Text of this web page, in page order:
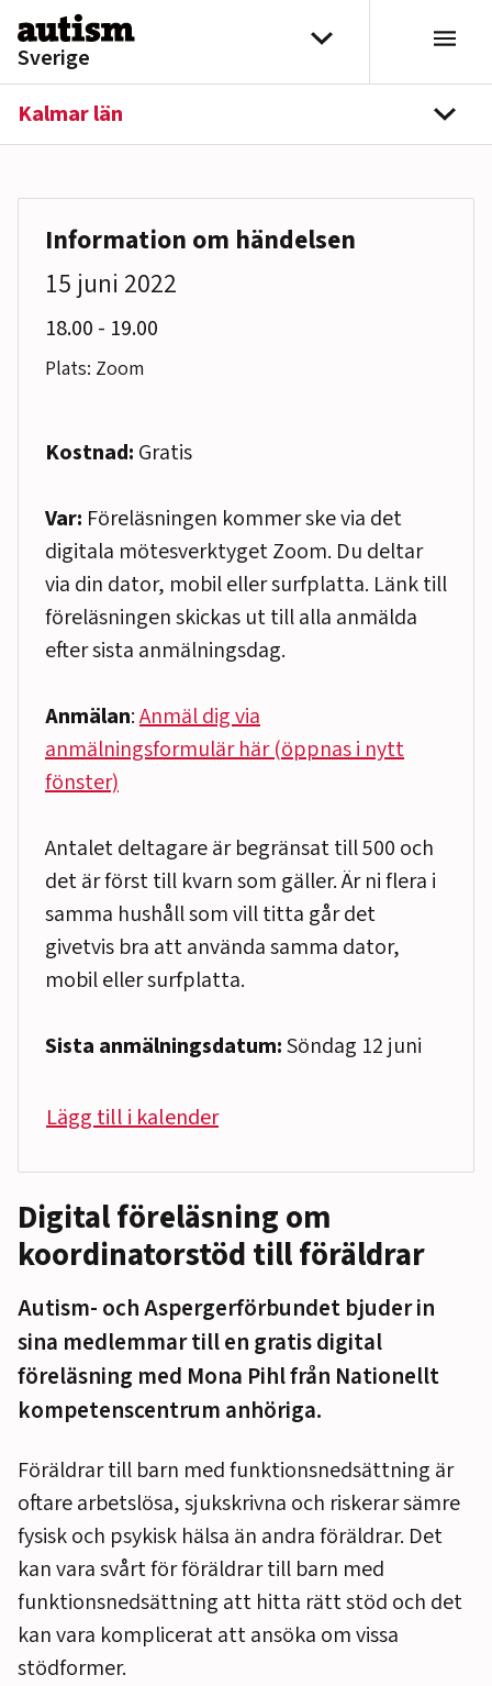
Hoppa till innehåll
Sverige
Välj distrikt
Kalmar län
Digital föreläsning om
koordinatorstöd till föräldrar
Autism- och Aspergerförbundet bjuder in
sina medlemmar till en gratis digital
föreläsning med Mona Pihl från Nationellt
kompetenscentrum anhöriga.
Föräldrar till barn med funktionsnedsättning är
oftare arbetslösa, sjukskrivna och riskerar sämre
fysisk och psykisk hälsa än andra föräldrar. Det
kan vara svårt för föräldrar till barn med
funktionsnedsättning att hitta rätt stöd och det
kan vara komplicerat att ansöka om vissa
stödformer.
Information om händelsen
15 juni 2022
18.00 till
- 19.00
Plats: Zoom
Kostnad: Gratis
Var: Föreläsningen kommer ske via det
digitala mötesverktyget Zoom. Du deltar
via din dator, mobil eller surfplatta. Länk till
föreläsningen skickas ut till alla anmälda
efter sista anmälningsdag.
Anmälan:Anmäl dig via
anmälningsformulär här (öppnas i nytt
fönster)
Antalet deltagare är begränsat till 500 och
det är först till kvarn som gäller. Är ni flera i
samma hushåll som vill titta går det
givetvis bra att använda samma dator,
mobil eller surfplatta.
Sista anmälningsdatum:Söndag 12 juni
Lägg till i kalender